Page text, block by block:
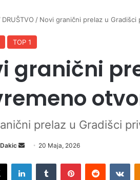
DRUŠTVO / Novi granični prelaz u
TOP 1
granični
prelaz u Gradišci
20 Maja, 2026